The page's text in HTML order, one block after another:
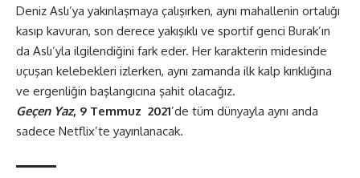
Deniz Aslı’ya yakınlaşmaya çalışırken, aynı mahallenin ortalığı
kasıp kavuran, son derece yakışıklı ve sportif genci Burak’ın
da Aslı’yla ilgilendiğini fark eder. Her karakterin midesinde
uçuşan kelebekleri izlerken, aynı zamanda ilk kalp kırıklığına
ve ergenliğin başlangıcına şahit olacağız.
Geçen Yaz, 9 Temmuz 2021’de tüm dünyayla aynı anda
sadece Netflix’te yayınlanacak.